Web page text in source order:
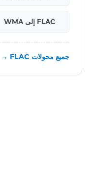
FLAC إلى WMA
جميع محولات FLAC →